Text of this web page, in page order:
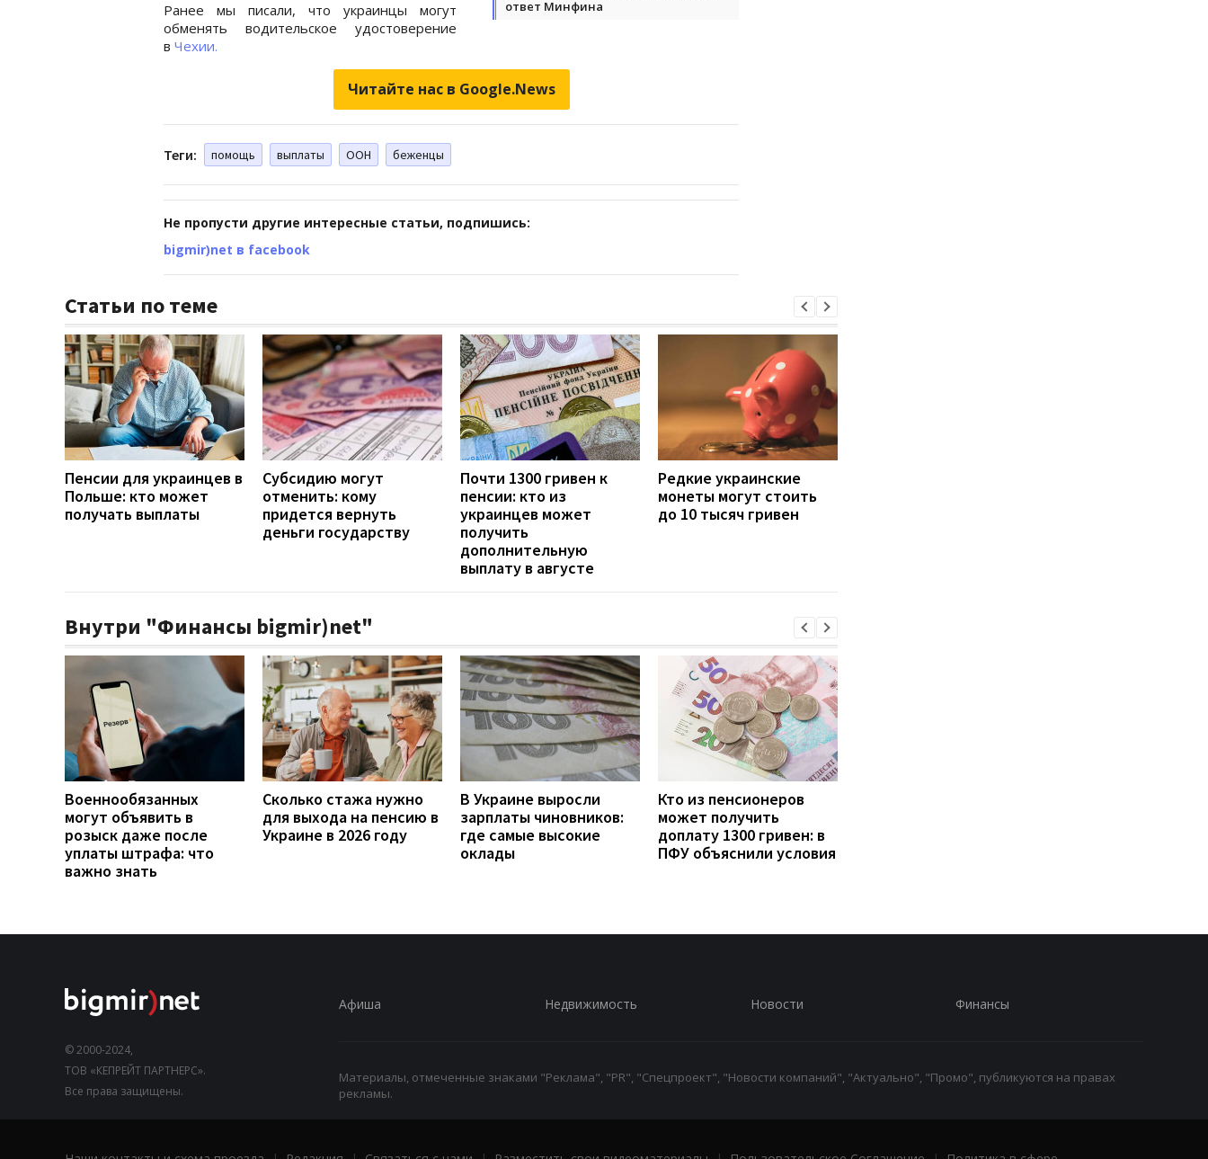
ответ Минфина
Ранее мы писали, что украинцы могут
обменять водительское удостоверение
в Чехии.
Читайте нас в Google.News
Теги: помощь выплаты ООН беженцы
Не пропусти другие интересные статьи, подпишись:
bigmir)net в facebook
Статьи по теме
Пенсии для украинцев в
Польше: кто может
получать выплаты
Субсидию могут
отменить: кому
придется вернуть
деньги государству
Почти 1300 гривен к
пенсии: кто из
украинцев может
получить
дополнительную
выплату в августе
Редкие украинские
монеты могут стоить
до 10 тысяч гривен
Внутри "Финансы bigmir)net"
Военнообязанных
могут объявить в
розыск даже после
уплаты штрафа: что
важно знать
Сколько стажа нужно
для выхода на пенсию в
Украине в 2026 году
В Украине выросли
зарплаты чиновников:
где самые высокие
оклады
Кто из пенсионеров
может получить
доплату 1300 гривен: в
ПФУ объяснили условия
© 2000-2024,
ТОВ «КЕПРЕЙТ ПАРТНЕРС».
Все права защищены.
Афиша Недвижимость Новости Финансы
Материалы, отмеченные знаками "Реклама", "PR", "Спецпроект", "Новости компаний", "Актуально", "Промо", публикуются на правах
рекламы.